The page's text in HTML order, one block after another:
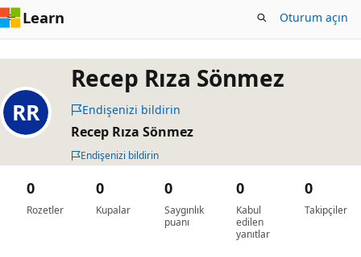
Learn Oturum açın
Recep Rıza Sönmez
Endişenizi bildirin
Recep Rıza Sönmez
Endişenizi bildirin
Rozetler
0
Kupalar
0
Saygınlık
puanı
0
Kabul
edilen
yanıtlar
0
Takipçiler
0